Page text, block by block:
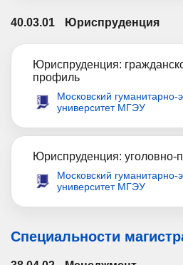
40.03.01 Юриспруденция
Юриспруденция:
профиль
Московский гуманитарно-
университет МГЭУ
Юриспруденция: уголовно-
Московский гуманитарно-
университет МГЭУ
Специальности